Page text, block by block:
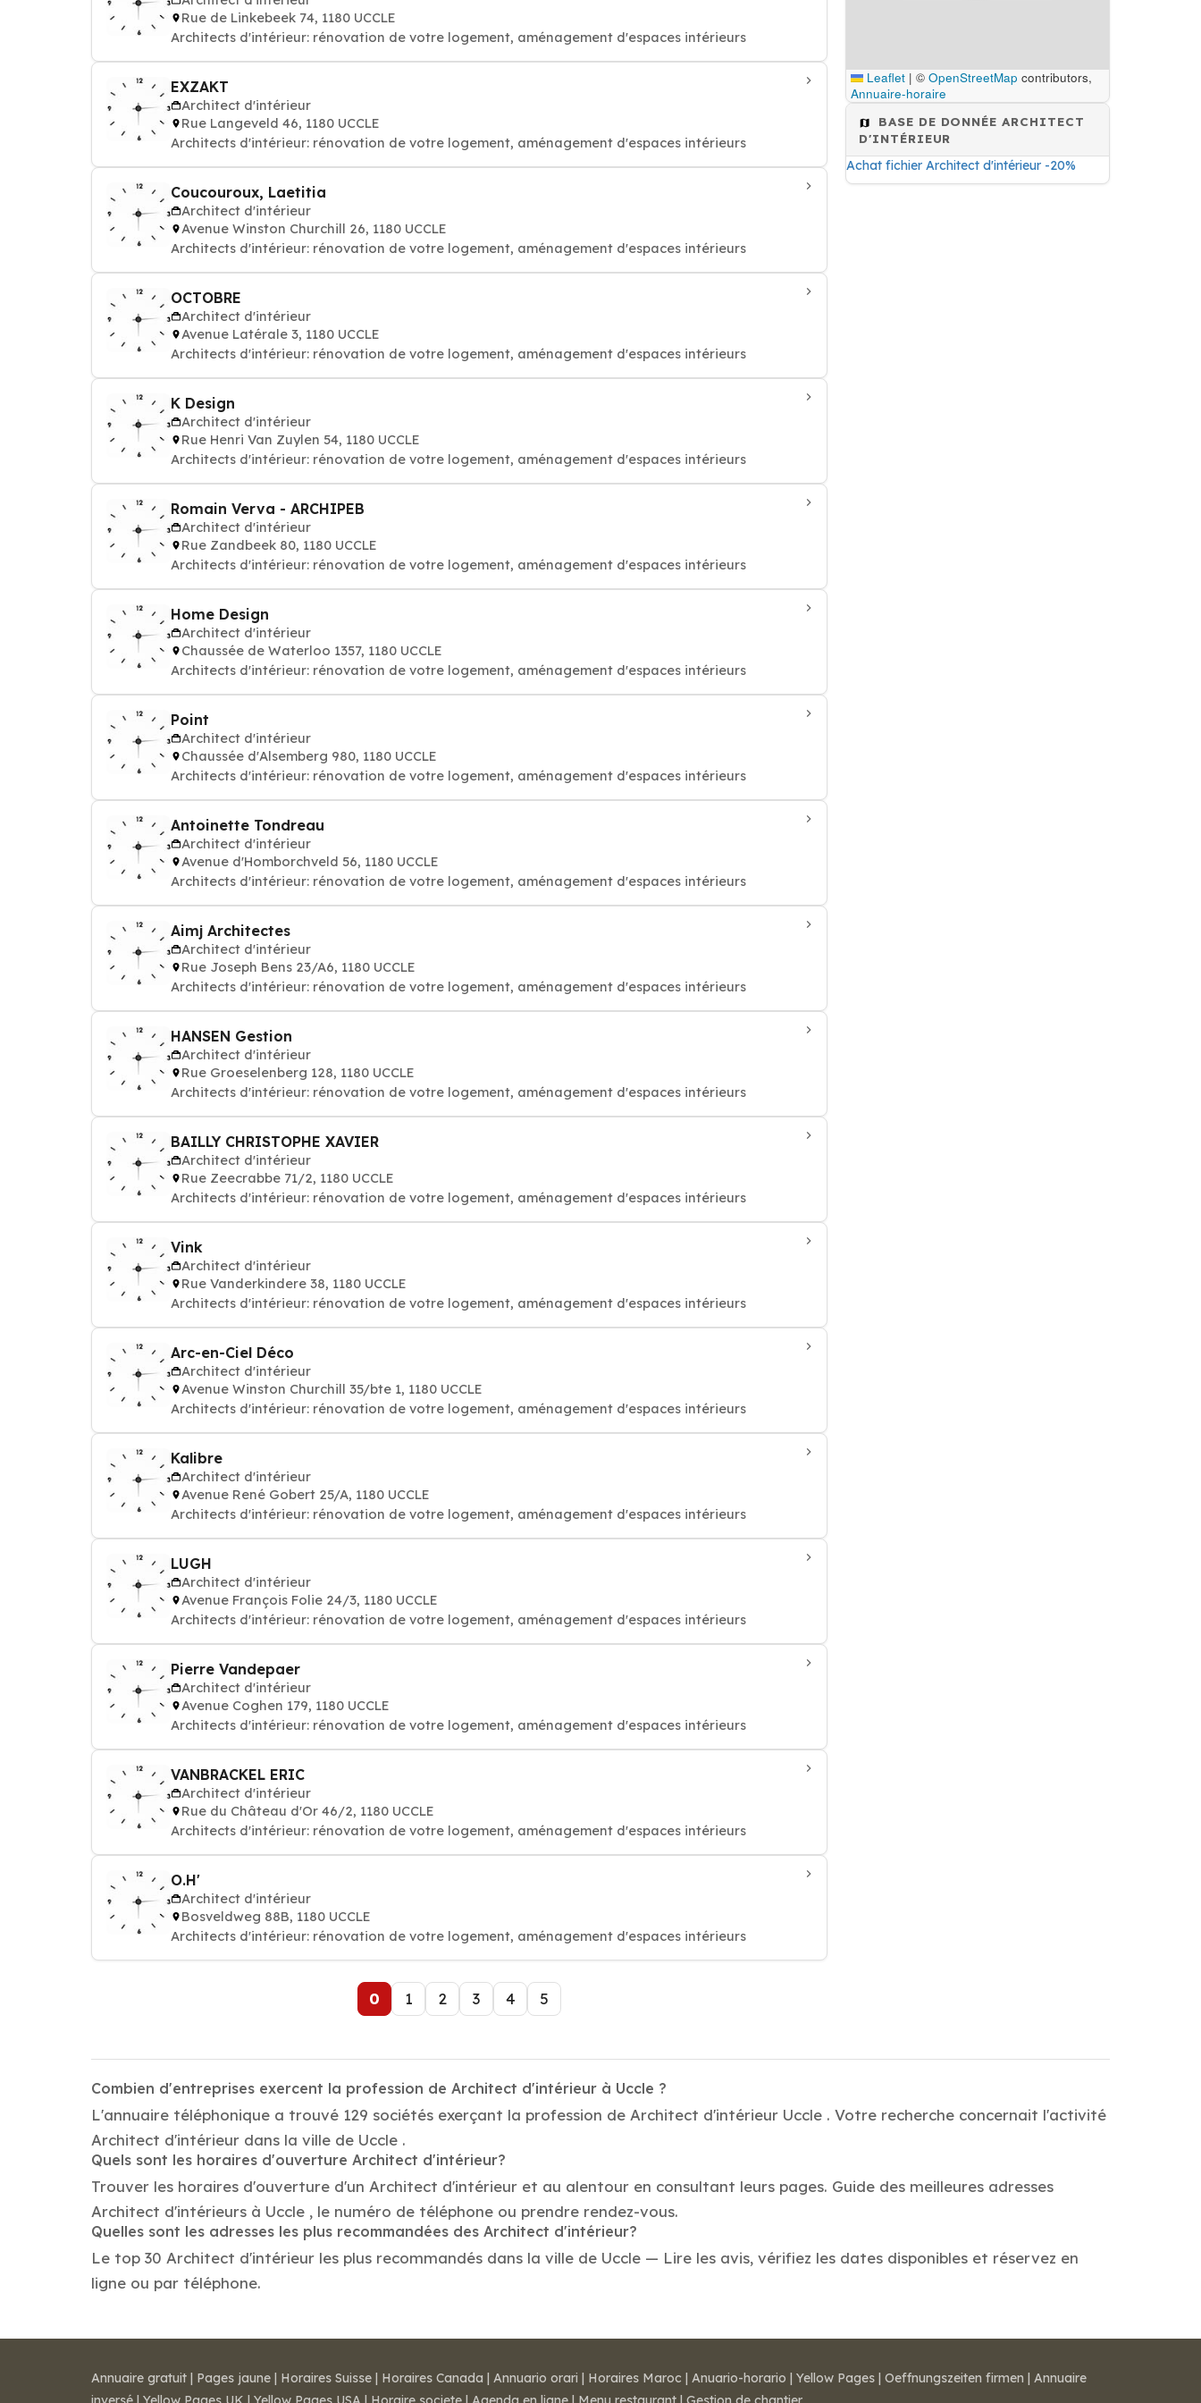
Rue de Linkebeek 74, 1180 UCCLE
Architects d'intérieur: rénovation de votre logement, aménagement d'espaces intérieurs
EXZAKT
Architect d'intérieur
Rue Langeveld 46, 1180 UCCLE
Architects d'intérieur: rénovation de votre logement, aménagement d'espaces intérieurs
Coucouroux, Laetitia
Architect d'intérieur
Avenue Winston Churchill 26, 1180 UCCLE
Architects d'intérieur: rénovation de votre logement, aménagement d'espaces intérieurs
OCTOBRE
Architect d'intérieur
Avenue Latérale 3, 1180 UCCLE
Architects d'intérieur: rénovation de votre logement, aménagement d'espaces intérieurs
K Design
Architect d'intérieur
Rue Henri Van Zuylen 54, 1180 UCCLE
Architects d'intérieur: rénovation de votre logement, aménagement d'espaces intérieurs
Romain Verva - ARCHIPEB
Architect d'intérieur
Rue Zandbeek 80, 1180 UCCLE
Architects d'intérieur: rénovation de votre logement, aménagement d'espaces intérieurs
Home Design
Architect d'intérieur
Chaussée de Waterloo 1357, 1180 UCCLE
Architects d'intérieur: rénovation de votre logement, aménagement d'espaces intérieurs
Point
Architect d'intérieur
Chaussée d'Alsemberg 980, 1180 UCCLE
Architects d'intérieur: rénovation de votre logement, aménagement d'espaces intérieurs
Antoinette Tondreau
Architect d'intérieur
Avenue d'Homborchveld 56, 1180 UCCLE
Architects d'intérieur: rénovation de votre logement, aménagement d'espaces intérieurs
Aimj Architectes
Architect d'intérieur
Rue Joseph Bens 23/A6, 1180 UCCLE
Architects d'intérieur: rénovation de votre logement, aménagement d'espaces intérieurs
HANSEN Gestion
Architect d'intérieur
Rue Groeselenberg 128, 1180 UCCLE
Architects d'intérieur: rénovation de votre logement, aménagement d'espaces intérieurs
BAILLY CHRISTOPHE XAVIER
Architect d'intérieur
Rue Zeecrabbe 71/2, 1180 UCCLE
Architects d'intérieur: rénovation de votre logement, aménagement d'espaces intérieurs
Vink
Architect d'intérieur
Rue Vanderkindere 38, 1180 UCCLE
Architects d'intérieur: rénovation de votre logement, aménagement d'espaces intérieurs
Arc-en-Ciel Déco
Architect d'intérieur
Avenue Winston Churchill 35/bte 1, 1180 UCCLE
Architects d'intérieur: rénovation de votre logement, aménagement d'espaces intérieurs
Kalibre
Architect d'intérieur
Avenue René Gobert 25/A, 1180 UCCLE
Architects d'intérieur: rénovation de votre logement, aménagement d'espaces intérieurs
LUGH
Architect d'intérieur
Avenue François Folie 24/3, 1180 UCCLE
Architects d'intérieur: rénovation de votre logement, aménagement d'espaces intérieurs
Pierre Vandepaer
Architect d'intérieur
Avenue Coghen 179, 1180 UCCLE
Architects d'intérieur: rénovation de votre logement, aménagement d'espaces intérieurs
VANBRACKEL ERIC
Architect d'intérieur
Rue du Château d'Or 46/2, 1180 UCCLE
Architects d'intérieur: rénovation de votre logement, aménagement d'espaces intérieurs
O.H'
Architect d'intérieur
Bosveldweg 88B, 1180 UCCLE
Architects d'intérieur: rénovation de votre logement, aménagement d'espaces intérieurs
0 1 2 3 4 5
Leaflet | © OpenStreetMap contributors,
Annuaire-horaire
BASE DE DONNÉE ARCHITECT
D'INTÉRIEUR
Achat fichier Architect d'intérieur -20%
Combien d'entreprises exercent la profession de Architect d'intérieur à Uccle ?
L'annuaire téléphonique a trouvé 129 sociétés exerçant la profession de Architect d'intérieur Uccle . Votre recherche concernait l'activité
Architect d'intérieur dans la ville de Uccle .
Quels sont les horaires d'ouverture Architect d'intérieur?
Trouver les horaires d'ouverture d'un Architect d'intérieur et au alentour en consultant leurs pages. Guide des meilleures adresses
Architect d'intérieurs à Uccle , le numéro de téléphone ou prendre rendez-vous.
Quelles sont les adresses les plus recommandées des Architect d'intérieur?
Le top 30 Architect d'intérieur les plus recommandés dans la ville de Uccle — Lire les avis, vérifiez les dates disponibles et réservez en
ligne ou par téléphone.
Annuaire gratuit | Pages jaune | Horaires Suisse | Horaires Canada | Annuario orari | Horaires Maroc | Anuario-horario | Yellow Pages | Oeffnungszeiten firmen | Annuaire